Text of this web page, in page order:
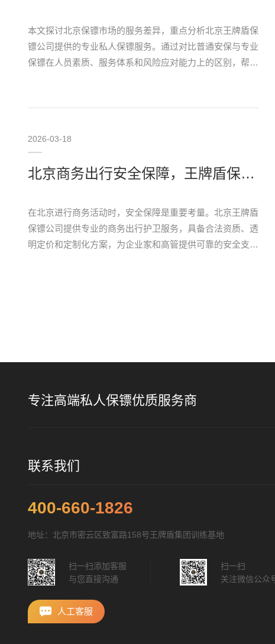
本文探讨北京保镖市场的服务差异，重点分析北京王牌盾保
镖公司提供的专业私人保镖服务。通过对比普通安保与专业
保镖在人员素质、服务体系和风险应对能力上的区别，帮助
2026-03-18
北京商务出行安全保障，王牌盾保镖公司专业护卫服务
在北京进行商务活动时，安全保障是重要考量。北京王牌盾
保镖公司提供专业的商务出行护卫服务，具备合法资质、透
明定价和定制化方案，为企业家和高管提供可靠的安全支
专注高端私人保镖优质服务商
联系我们
400-660-1826
地址：北京市密云区致富路158号王牌盾集团训练基地
扫一扫添加客服
与您直接沟通
扫一扫
关注微信公众
人工客服